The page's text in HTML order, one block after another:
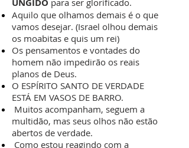
UNGIDO para ser glorificado.
Aquilo que olhamos demais é o que
vamos desejar. (Israel olhou demais
os moabitas e quis um rei)
Os pensamentos e vontades do
homem não impedirão os reais
planos de Deus.
O ESPÍRITO SANTO DE VERDADE
ESTÁ EM VASOS DE BARRO.
Muitos acompanham, seguem a
multidão, mas seus olhos não estão
abertos de verdade.
Como estou reagindo com a